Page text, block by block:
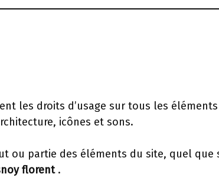
les droits d’usage sur tous les éléments
icônes et sons.
ou partie des éléments du site, quel que
florent .